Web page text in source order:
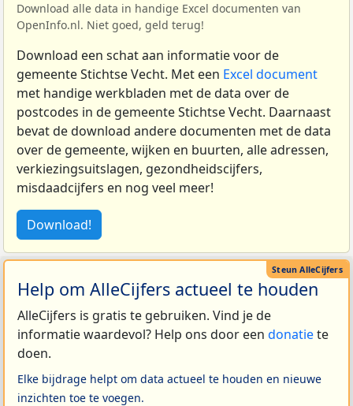
Download alle data in handige Excel documenten van
OpenInfo.nl. Niet goed, geld terug!
Download een schat aan informatie voor de
gemeente Stichtse Vecht. Met een Excel document
met handige werkbladen met de data over de
postcodes in de gemeente Stichtse Vecht. Daarnaast
bevat de download andere documenten met de data
over de gemeente, wijken en buurten, alle adressen,
verkiezingsuitslagen, gezondheidscijfers,
misdaadcijfers en nog veel meer!
Download!
Help om AlleCijfers actueel te houden
AlleCijfers is gratis te gebruiken. Vind je de
informatie waardevol? Help ons door een donatiete
doen.
Elke bijdrage helpt om data actueel te houden en nieuwe
inzichten toe te voegen.